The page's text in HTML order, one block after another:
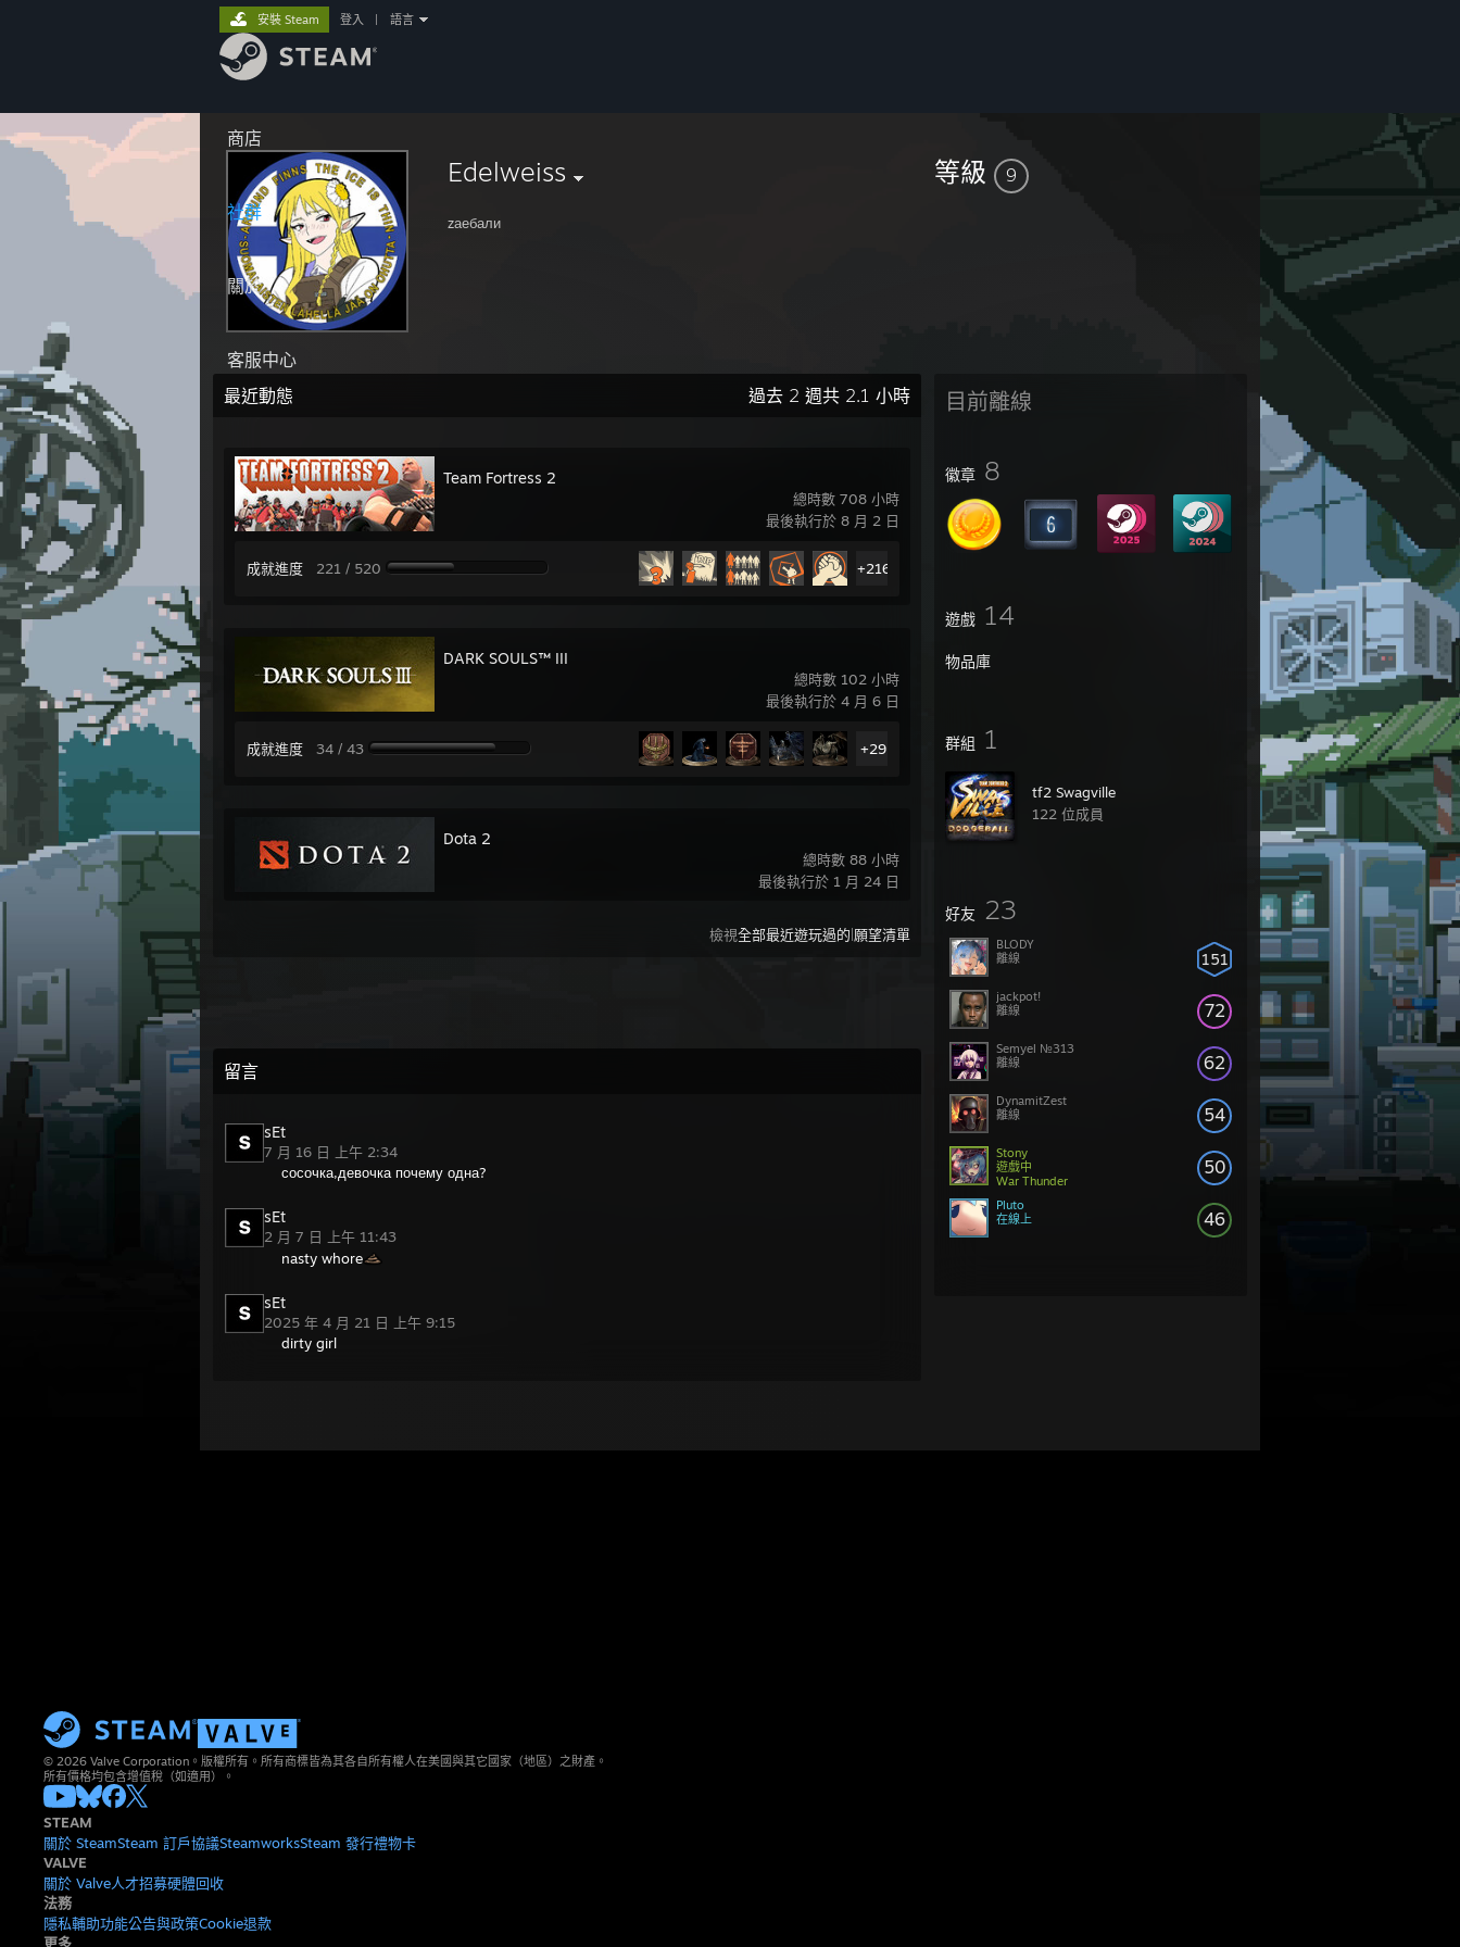
商店
社群
關於
客服中心
安裝 Steam 登入 語言
Edelweiss
zаебали
等級 9
目前離線
徽章 8
遊戲 14
物品庫
群組 1
tf2 Swagville
122 位成員
好友 23
151
BLODY
離線
72
jackpot!
離線
62
Semyel №313
離線
54
DynamitZest
離線
50
Stony
遊戲中
War Thunder
46
Pluto
在線上
最近動態 過去 2 週共 2.1 小時
總時數 708 小時
最後執行於 8 月 2 日
Team Fortress 2
成就進度 221 / 520 +216
總時數 102 小時
最後執行於 4 月 6 日
DARK SOULS™ III
成就進度 34 / 43 +29
總時數 88 小時
最後執行於 1 月 24 日
Dota 2
檢視全部最近遊玩過的|願望清單
留言
sEt
7 月 16 日 上午 2:34
сосочка,девочка почему одна?
sEt
2 月 7 日 上午 11:43
nasty whore
sEt
2025 年 4 月 21 日 上午 9:15
dirty girl
© 2026 Valve Corporation。版權所有。所有商標皆為其各自所有權人在美國與其它國家（地區）之財產。
所有價格均包含增值稅（如適用）。
STEAM
關於 SteamSteam 訂戶協議SteamworksSteam 發行禮物卡
VALVE
關於 Valve人才招募硬體回收
法務
隱私輔助功能公告與政策Cookie退款
更多